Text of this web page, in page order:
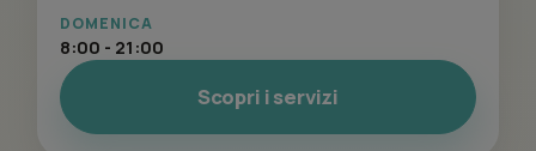
DOMENICA
8:00 - 21:00
Scopri i servizi